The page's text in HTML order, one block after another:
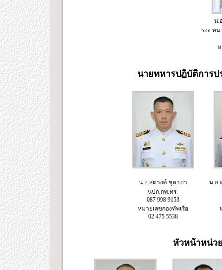
น.
รอง หน
ห
นายทหารปฏิบัติการป
น.อ.สตางค์ ชุตาภา
นปก.กพ.ทร.
087 998 9153
หมายเลขกองทัพเรือ
02 475 5538
น.อ.
หัวหน้าหน่ว